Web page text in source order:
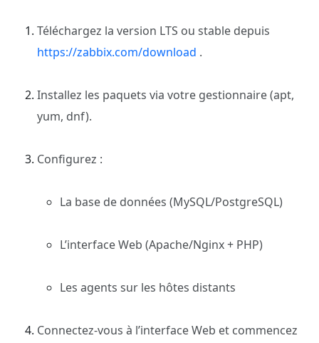
Téléchargez la version LTS ou stable depuis
https://zabbix.com/download .
Installez les paquets via votre gestionnaire (apt,
yum, dnf).
Configurez :
La base de données (MySQL/PostgreSQL)
L’interface Web (Apache/Nginx + PHP)
Les agents sur les hôtes distants
Connectez-vous à l’interface Web et commencez